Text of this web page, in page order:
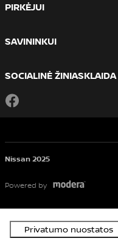
PIRKĖJUI
SAVININKUI
SOCIALINĖ ŽINIASKLAIDA
Nissan 2025
Powered by